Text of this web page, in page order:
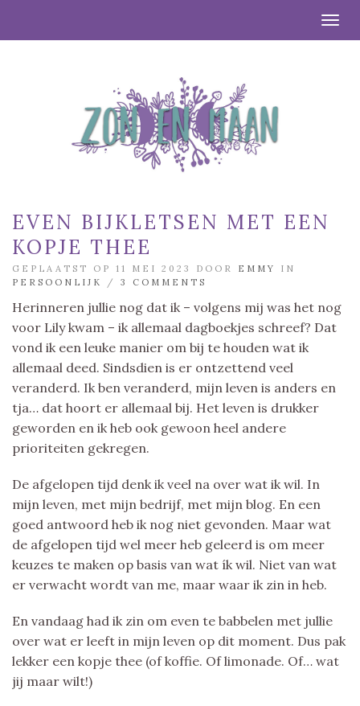
EVEN BIJKLETSEN MET EEN
KOPJE THEE
GEPLAATST OP 11 MEI 2023 DOOR EMMY
IN
PERSOONLIJK
/ 3 COMMENTS
Herinneren jullie nog dat ik – volgens mij was het nog
voor Lily kwam – ik allemaal dagboekjes schreef? Dat
vond ik een leuke manier om bij te houden wat ik
allemaal deed. Sindsdien is er ontzettend veel
veranderd. Ik ben veranderd, mijn leven is anders en
tja… dat hoort er allemaal bij. Het leven is drukker
geworden en ik heb ook gewoon heel andere
prioriteiten gekregen.
De afgelopen tijd denk ik veel na over wat ik wil. In
mijn leven, met mijn bedrijf, met mijn blog. En een
goed antwoord heb ik nog niet gevonden. Maar wat
de afgelopen tijd wel meer heb geleerd is om meer
keuzes te maken op basis van wat ík wil. Niet van wat
er verwacht wordt van me, maar waar ik zin in heb.
En vandaag had ik zin om even te babbelen met jullie
over wat er leeft in mijn leven op dit moment. Dus pak
lekker een kopje thee (of koffie. Of limonade. Of… wat
jij maar wilt!)